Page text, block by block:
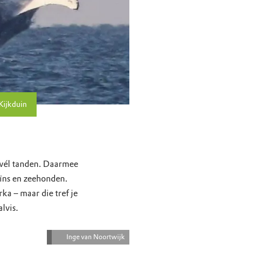
tanden. Daarmee
en zeehonden.
– maar die tref je
Inge van Noortwijk